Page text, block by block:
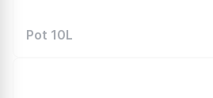
Pot 10L